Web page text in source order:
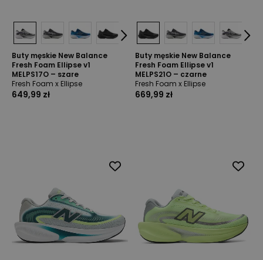
Buty męskie New Balance
Fresh Foam Ellipse v1
MELPS17O – szare
Fresh Foam x Ellipse
649,99 zł
Buty męskie New Balance
Fresh Foam Ellipse v1
MELPS21O – czarne
Fresh Foam x Ellipse
669,99 zł